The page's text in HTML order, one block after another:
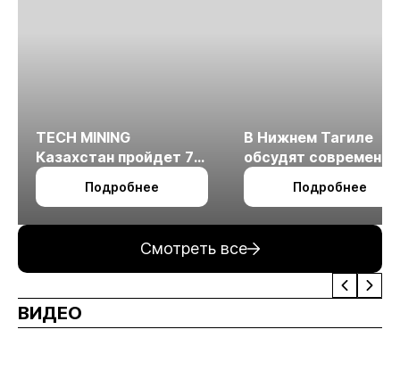
TECH MINING
Казахстан пройдет 7
октября в Алматы
Подробнее
В Нижнем Тагиле
обсудят
технологии
измельчения
Подробнее
Смотреть все
ВИДЕО